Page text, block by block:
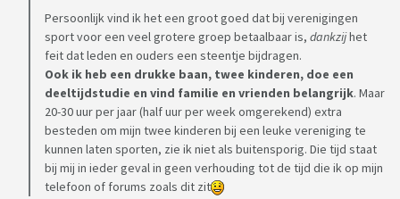
Persoonlijk vind ik het een groot goed dat bij verenigingen
sport voor een veel grotere groep betaalbaar is, dankzijhet
feit dat leden en ouders een steentje bijdragen.
Ook ik heb een drukke baan, twee kinderen, doe een
deeltijdstudie en vind familie en vrienden belangrijk. Maar
20-30 uur per jaar (half uur per week omgerekend) extra
besteden om mijn twee kinderen bij een leuke vereniging te
kunnen laten sporten, zie ik niet als buitensporig. Die tijd staat
bij mij in ieder geval in geen verhouding tot de tijd die ik op mijn
telefoon of forums zoals dit zit